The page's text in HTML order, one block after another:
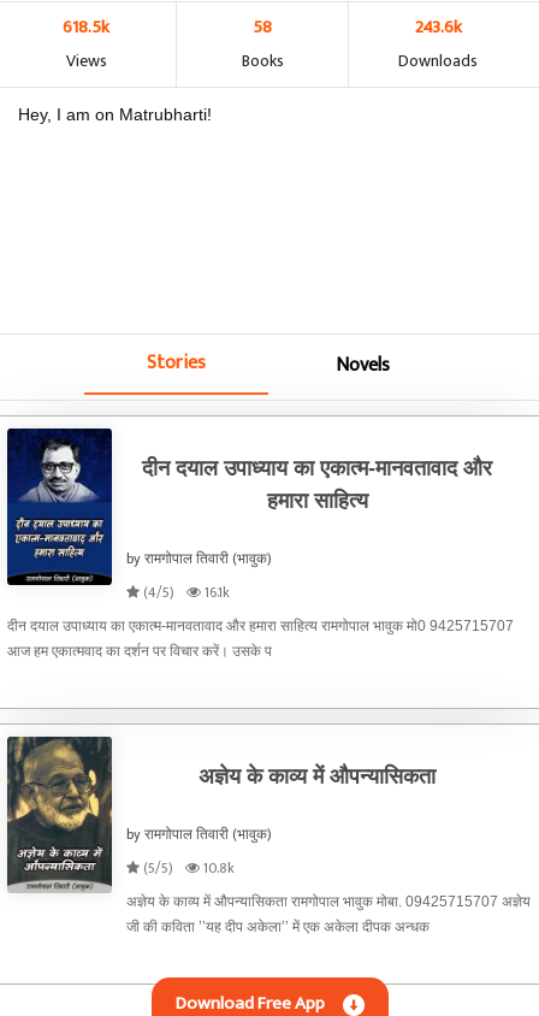
618.5k
Views
58
Books
243.6k
Downloads
Hey, I am on Matrubharti!
Stories Novels
दीन दयाल उपाध्याय का एकात्म-मानवतावाद और
हमारा साहित्य
by रामगोपाल तिवारी (भावुक)
(4/5)
16.1k
दीन दयाल उपाध्याय का एकात्म-मानवतावाद और हमारा साहित्य रामगोपाल भावुक मो0 9425715707
आज हम एकात्मवाद का दर्शन पर विचार करें। उसके प
अज्ञेय के काव्य में औपन्यासिकता
by रामगोपाल तिवारी (भावुक)
(5/5)
10.8k
अज्ञेय के काव्य में औपन्यासिकता रामगोपाल भावुक मोबा. 09425715707 अज्ञेय
जी की कविता ’’यह दीप अकेला’’ में एक अकेला दीपक अन्धक
Download Free App